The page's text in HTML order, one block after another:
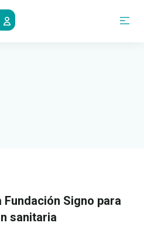
Fundación Signo para
sanitaria